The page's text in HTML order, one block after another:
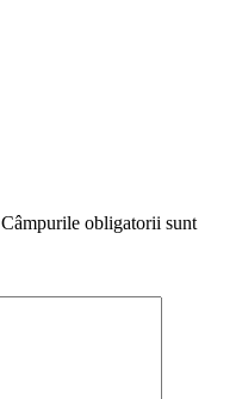
Câmpurile obligatorii sunt